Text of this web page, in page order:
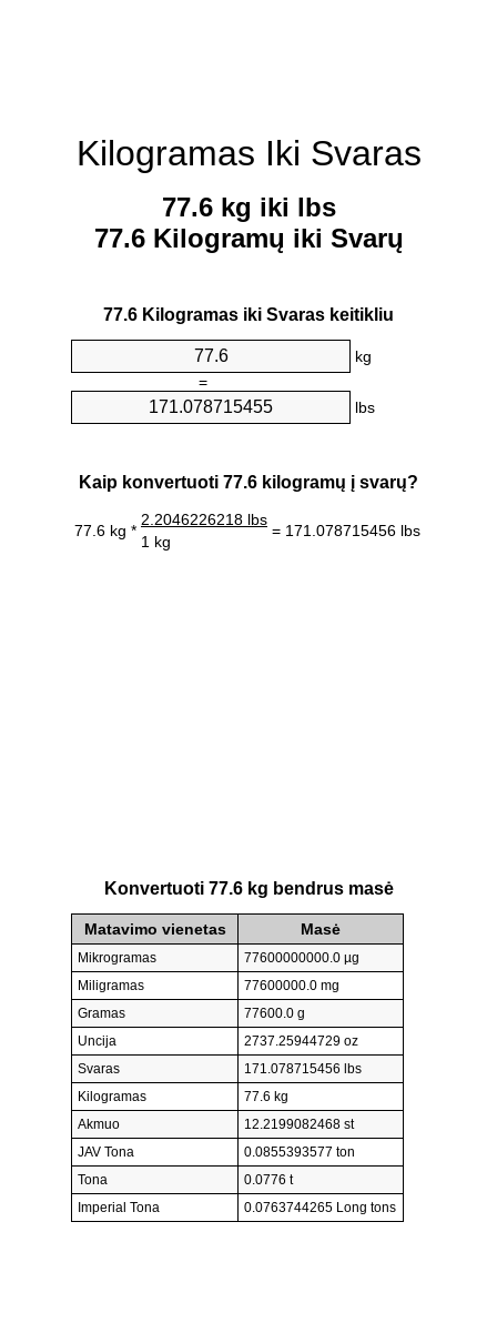
Kilogramas Iki Svaras
77.6 kg iki lbs
77.6 Kilogramų iki Svarų
77.6 Kilogramas iki Svaras keitikliu
kg
=
lbs
Kaip konvertuoti 77.6 kilogramų į svarų?
77.6 kg *
2.2046226218 lbs
= 171.078715456 lbs
1 kg
Konvertuoti 77.6 kg bendrus masė
Matavimo vienetas Masė
Mikrogramas
77600000000.0 µg
Miligramas
77600000.0 mg
Gramas
77600.0 g
Uncija
2737.25944729 oz
Svaras
171.078715456 lbs
Kilogramas
77.6 kg
Akmuo
12.2199082468 st
JAV Tona
0.0855393577 ton
Tona
0.0776 t
Imperial Tona
0.0763744265 Long tons